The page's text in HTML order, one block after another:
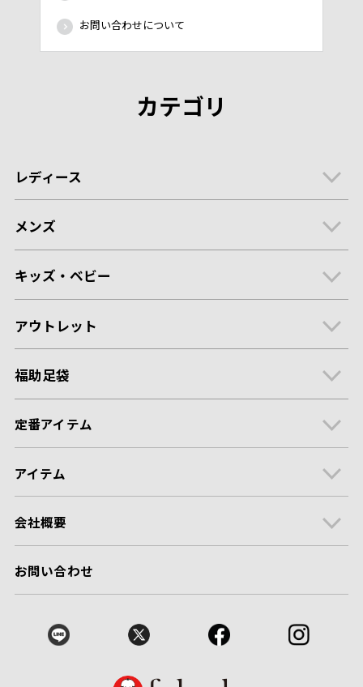
お問い合わせについて
カテゴリ
レディース
メンズ
キッズ・ベビー
アウトレット
福助足袋
定番アイテム
アイテム
会社概要
お問い合わせ